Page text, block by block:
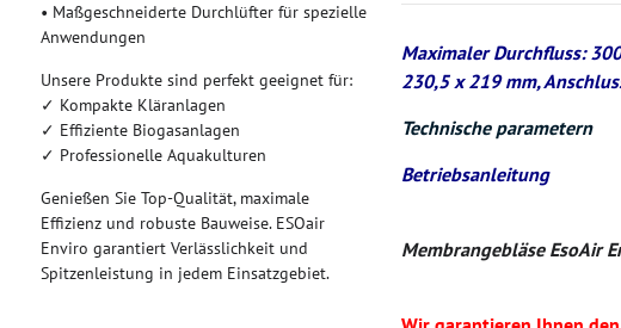
Maximaler Durchfluss:
230,5 x 219 mm,
Technische parametern
Betriebsanleitung
Membrangebläse EsoAir
• Maßgeschneiderte Durchlüfter für spezielle
Anwendungen
Unsere Produkte sind perfekt geeignet für:
✓ Kompakte Kläranlagen
✓ Effiziente Biogasanlagen
✓ Professionelle Aquakulturen
Genießen Sie Top-Qualität, maximale
Effizienz und robuste Bauweise. ESOair
Enviro garantiert Verlässlichkeit und
Spitzenleistung in jedem Einsatzgebiet.